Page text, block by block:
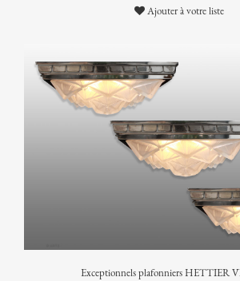
Ajouter à votre liste
Exceptionnels plafonniers HETTIER